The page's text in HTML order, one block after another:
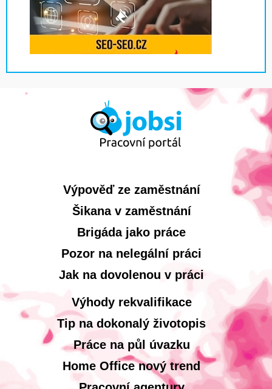
Výpověď ze zaměstnání
Šikana v zaměstnání
Brigáda jako práce
Pozor na nelegální práci
Jak na dovolenou v práci
Výhody rekvalifikace
Tip na dokonalý životopis
Práce na půl úvazku
Home Office nový trend